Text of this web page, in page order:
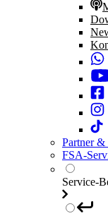
Partner &
FSA-
Service-